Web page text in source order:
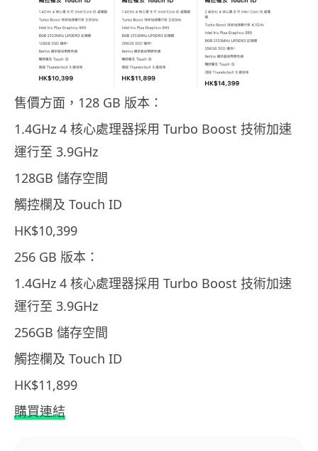
售價方面，128 GB 版本：
1.4GHz 4 核心處理器採用 Turbo Boost 技術加速
運行至 3.9GHz
128GB 儲存空間
觸控欄及 Touch ID
HK$10,399
256 GB 版本：
1.4GHz 4 核心處理器採用 Turbo Boost 技術加速
運行至 3.9GHz
256GB 儲存空間
觸控欄及 Touch ID
HK$11,899
購買連結